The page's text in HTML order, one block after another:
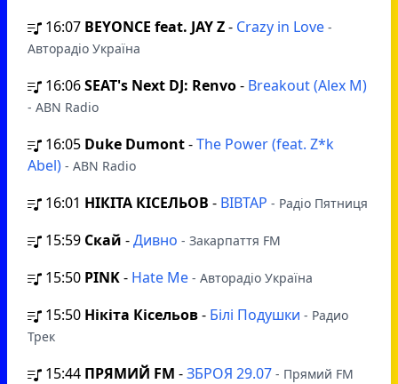
16:07 BEYONCE feat. JAY Z- Crazy in Love -
Авторадіо Україна
16:06SEAT's Next DJ: Renvo- Breakout (Alex M)
- ABN Radio
16:05 Duke Dumont-The Power (feat. Z*k
Abel) - ABN Radio
16:01 НІКІТА КІСЕЛЬОВ - ВІВТАР - Радіо Пятниця
15:59 Скай -Дивно - Закарпаття FM
15:50 PINK- Hate Me - Авторадіо Україна
15:50 Нікіта Кісельов- Білі Подушки - Радио
Трек
15:44 ПРЯМИЙ FM -ЗБРОЯ 29.07 - Прямий FM